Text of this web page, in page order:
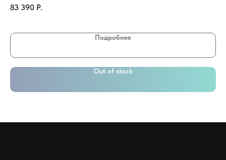
83 390 Р.
Подробнее
Out of stock